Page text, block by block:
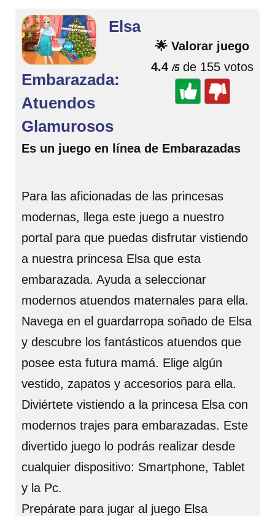
🌟 Valorar juego
4.4 /5de 155 votos
Elsa
Embarazada:
Atuendos
Glamurosos
Es un juego en línea de Embarazadas
Para las aficionadas de las princesas
modernas, llega este juego a nuestro
portal para que puedas disfrutar vistiendo
a nuestra princesa Elsa que esta
embarazada. Ayuda a seleccionar
modernos atuendos maternales para ella.
Navega en el guardarropa soñado de Elsa
y descubre los fantásticos atuendos que
posee esta futura mamá. Elige algún
vestido, zapatos y accesorios para ella.
Diviértete vistiendo a la princesa Elsa con
modernos trajes para embarazadas. Este
divertido juego lo podrás realizar desde
cualquier dispositivo: Smartphone, Tablet
y la Pc.
Prepárate para jugar al juego Elsa